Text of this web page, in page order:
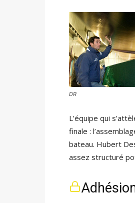
DR
L’équipe qui
finale :
bateau. Hubert
assez structuré